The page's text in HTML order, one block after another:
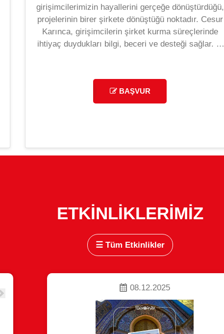
girişimcilerimizin hayallerini gerçeğe dönüştürdüğü,
projelerinin birer şirkete dönüştüğü noktadır. Cesur
Karınca, girişimcilerin şirket kurma süreçlerinde
ihtiyaç duydukları bilgi, beceri ve desteği sağlar. İş
yapı taşlarını kapsayan bu aşamada, girişimciler iş
dünyasına güçlü bir başlangıç yapma fırsatı
bulurlar. Hayalini kurduğun işin temellerini atmaya
BAŞVUR
ETKİNLİKLERİMİZ
☰Tüm Etkinlikler
08.12.2025